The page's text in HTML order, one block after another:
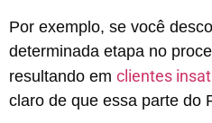
Por exemplo, se você
determinada etapa no
resultando em clientes
claro de que essa parte do